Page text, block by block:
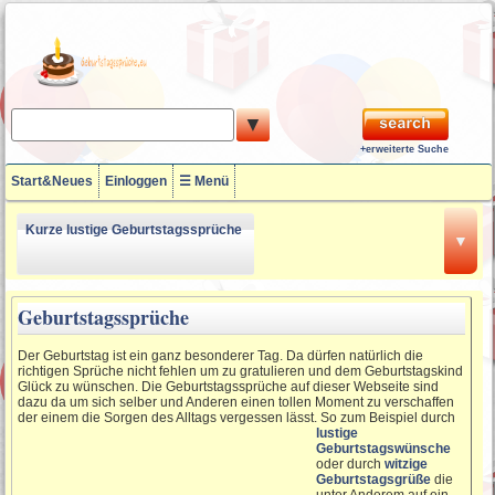
▼
+erweiterte Suche
Start&Neues Einloggen ☰ Menü
▼
Kurze lustige Geburtstagssprüche
18 Geburtstagssprüche
Lustige Geburtstagssprüche zum
50ten
Geburtstagssprüche
Der Geburtstag ist ein ganz besonderer Tag. Da dürfen natürlich die
richtigen Sprüche nicht fehlen um zu gratulieren und dem Geburtstagskind
Glück zu wünschen. Die Geburtstagssprüche auf dieser Webseite sind
dazu da um sich selber und Anderen einen tollen Moment zu verschaffen
der einem die Sorgen des Alltags vergessen lässt.So zum Beispiel durch
lustige
Geburtstagswünsche
oder durchwitzige
Geburtstagsgrüße die